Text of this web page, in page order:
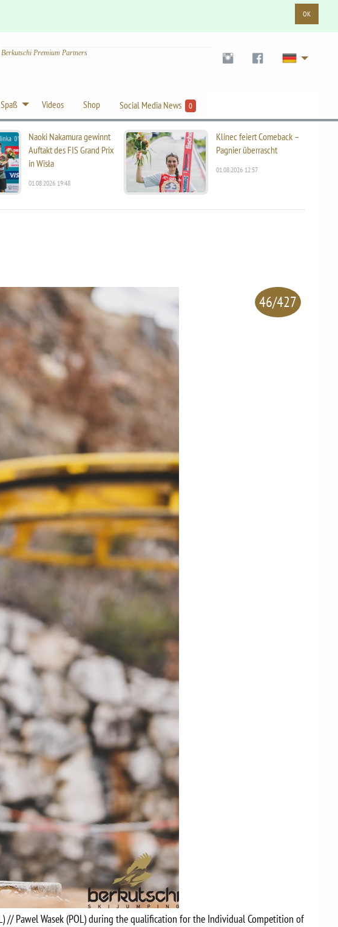
OK
Berkutschi Premium Partners
Videos Shop Social Media News 0
Naoki Nakamura gewinnt
Auftakt des FIS Grand Prix
in Wisła
01.08.2026 19:48
Klinec feiert Comeback –
Pagnier überrascht
01.08.2026 12:57
46/427
// Pawel Wasek (POL) during the qualification for the Individual Competition of